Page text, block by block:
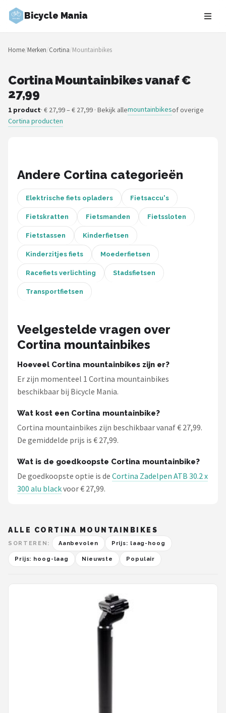
Bicycle Mania
Zoeken
NAVIGATIE
Merken
Blog
Kinderfietsen
Stadsfietsen
Elektrische fietsen
Mountainbikes
Shop
POPULAIRE MERKEN
Volare
AXA
BBB Cycling
Schwalbe
Voltano
Cortina
Alle merken →
Home/Merken/Cortina/Mountainbikes
Cortina Mountainbikes vanaf €
27,99
1 product· € 27,99 – € 27,99 · Bekijk allemountainbikesof overige
Cortina producten
Andere Cortina categorieën
Elektrische fiets opladers Fietsaccu's
Fietskratten Fietsmanden Fietssloten
Fietstassen Kinderfietsen
Kinderzitjes fiets Moederfietsen
Racefiets verlichting Stadsfietsen
Transportfietsen
Veelgestelde vragen over
Cortina mountainbikes
Hoeveel Cortina mountainbikes zijn er?
Er zijn momenteel 1 Cortina mountainbikes
beschikbaar bij Bicycle Mania.
Wat kost een Cortina mountainbike?
Cortina mountainbikes zijn beschikbaar vanaf € 27,99.
De gemiddelde prijs is € 27,99.
Wat is de goedkoopste Cortina mountainbike?
De goedkoopste optie is de Cortina Zadelpen ATB 30.2 x
300 alu blackvoor € 27,99.
ALLE CORTINA MOUNTAINBIKES
SORTEREN: Aanbevolen Prijs: laag-hoog
Prijs: hoog-laag Nieuwste Populair